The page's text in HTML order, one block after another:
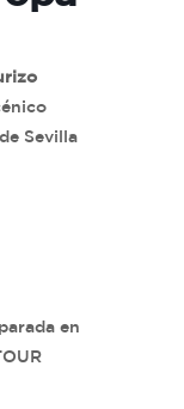
Sevilla
en